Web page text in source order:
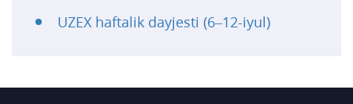
UZEX haftalik dayjesti (6–12-iyul)